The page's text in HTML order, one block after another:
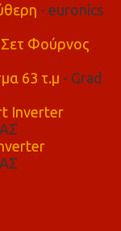
- euronics
Σετ Φούρνος
63 τ.μ - Grad
Inverter